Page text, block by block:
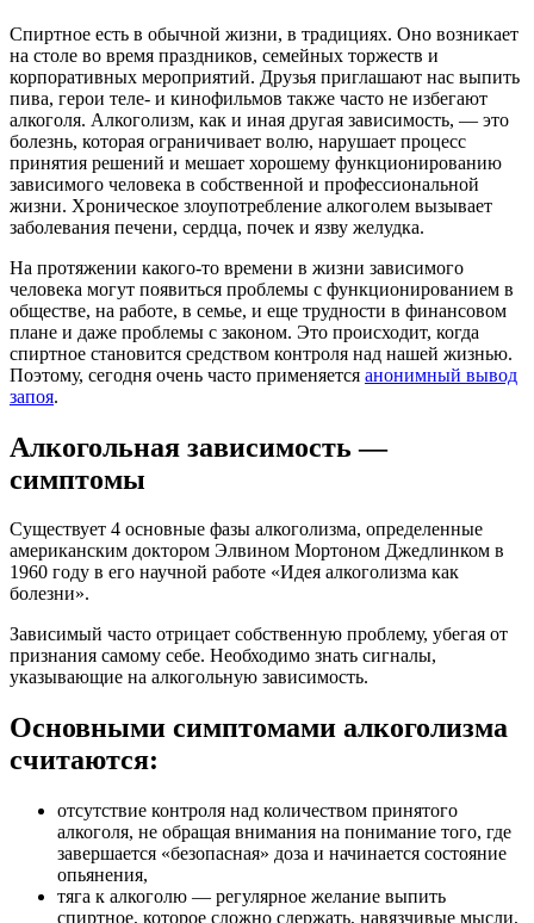
Спиртное есть в обычной жизни, в традициях. Оно возникает
на столе во время праздников, семейных торжеств и
корпоративных мероприятий. Друзья приглашают нас выпить
пива, герои теле- и кинофильмов также часто не избегают
алкоголя. Алкоголизм, как и иная другая зависимость, — это
болезнь, которая ограничивает волю, нарушает процесс
принятия решений и мешает хорошему функционированию
зависимого человека в собственной и профессиональной
жизни. Хроническое злоупотребление алкоголем вызывает
заболевания печени, сердца, почек и язву желудка.
На протяжении какого-то времени в жизни зависимого
человека могут появиться проблемы с функционированием в
обществе, на работе, в семье, и еще трудности в финансовом
плане и даже проблемы с законом. Это происходит, когда
спиртное становится средством контроля над нашей жизнью.
Поэтому, сегодня очень часто применяется анонимный вывод
запоя.
Алкогольная зависимость —
симптомы
Существует 4 основные фазы алкоголизма, определенные
американским доктором Элвином Мортоном Джедлинком в
1960 году в его научной работе «Идея алкоголизма как
болезни».
Зависимый часто отрицает собственную проблему, убегая от
признания самому себе. Необходимо знать сигналы,
указывающие на алкогольную зависимость.
Основными симптомами алкоголизма
считаются:
отсутствие контроля над количеством принятого
алкоголя, не обращая внимания на понимание того, где
завершается «безопасная» доза и начинается состояние
опьянения,
тяга к алкоголю — регулярное желание выпить
спиртное, которое сложно сдержать, навязчивые мысли,